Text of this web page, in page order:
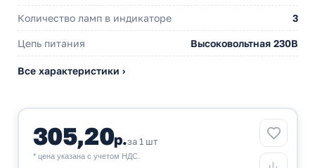
Количество ламп в индикаторе 3
Цепь питания Высоковольтная 230В
Все характеристики ›
305,20р.за 1 шт
* цена указана с учетом НДС.